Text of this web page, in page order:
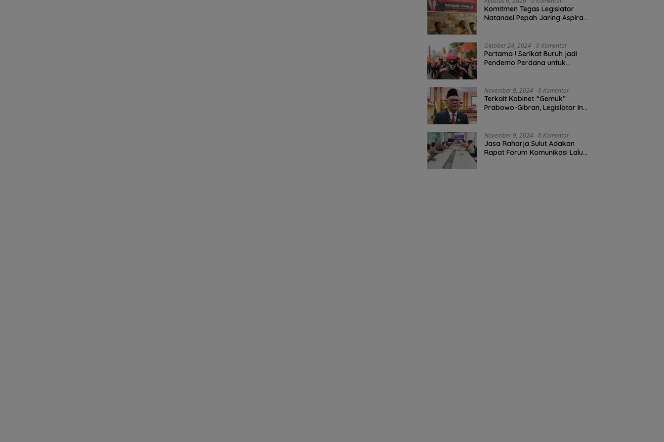
Komitmen Tegas Legislator
Natanael Pepah Jaring Aspirasi
Infrastruktur
Oktober 24, 2024 0 Komentar
Pertama ! Serikat Buruh jadi
Pendemo Perdana untuk
November 9, 2024 0 Komentar
Terkait Kabinet “Gemuk”
Prabowo-Gibran, Legislator Ini
November 9, 2024 0 Komentar
Jasa Raharja Sulut Adakan
Rapat Forum Komunikasi Lalu